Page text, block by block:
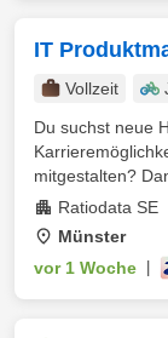
IT
Vollzeit
Du suchst neue
mitgestalten?
Ratiodata SE
Münster
vor 1 Woche